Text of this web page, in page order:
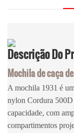
DescriçãoDo
Mochila de caça
A mochila 1931 é
nylon Cordura 500D
capacidade, com
compartimentos